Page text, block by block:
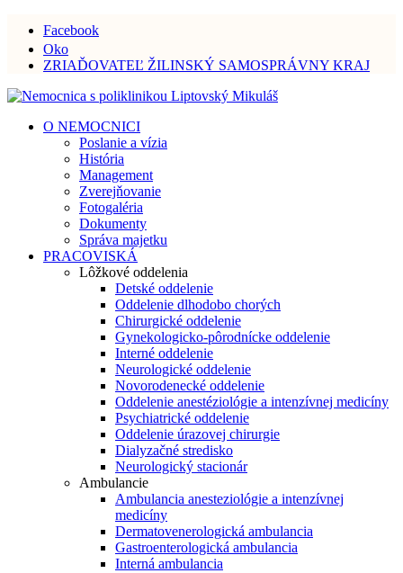
Facebook
Oko
ZRIAĎOVATEĽ ŽILINSKÝ SAMOSPRÁVNY KRAJ
O NEMOCNICI
Poslanie a vízia
História
Management
Zverejňovanie
Fotogaléria
Dokumenty
Správa majetku
PRACOVISKÁ
Lôžkové oddelenia
Detské oddelenie
Oddelenie dlhodobo chorých
Chirurgické oddelenie
Gynekologicko-pôrodnícke oddelenie
Interné oddelenie
Neurologické oddelenie
Novorodenecké oddelenie
Oddelenie anestéziológie a intenzívnej medicíny
Psychiatrické oddelenie
Oddelenie úrazovej chirurgie
Dialyzačné stredisko
Neurologický stacionár
Ambulancie
Ambulancia anesteziológie a intenzívnej
medicíny
Dermatovenerologická ambulancia
Gastroenterologická ambulancia
Interná ambulancia